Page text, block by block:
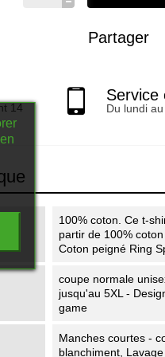
Partager
14
Service
Du lundi
100% coton. Ce t-
partir de 100% coton
Coton peigné Ring
coupe normale
jusqu'au 5XL -
game
Manches courtes -
blanchiment,